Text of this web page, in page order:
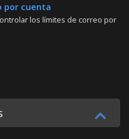
por cuenta
los límites de correo por